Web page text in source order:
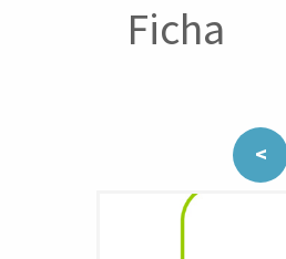
Ficha
<